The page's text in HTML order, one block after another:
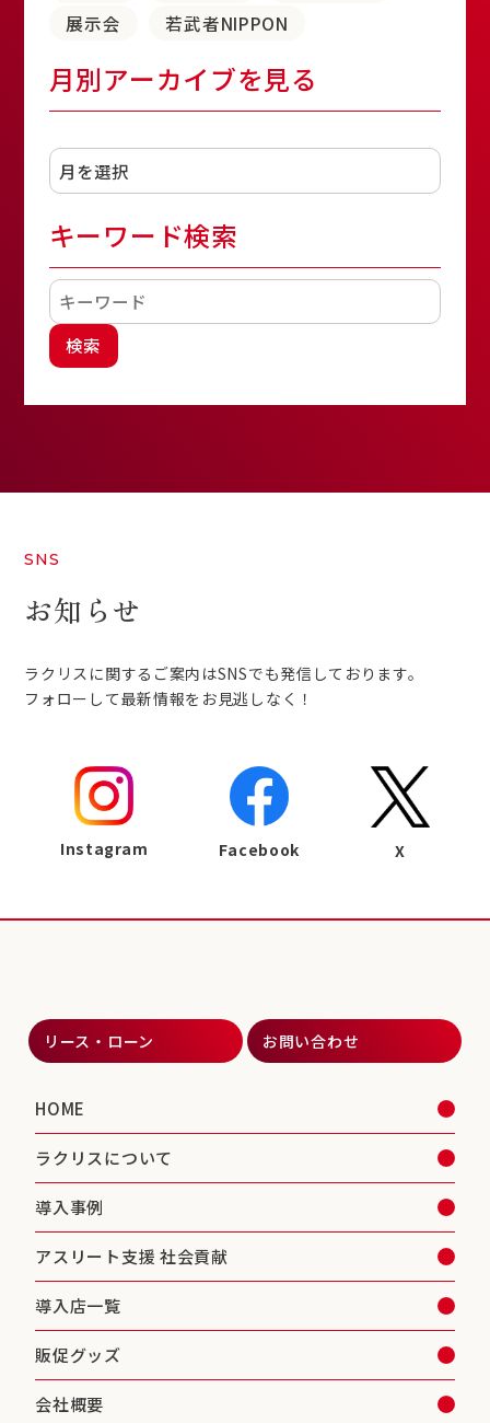
展示会
若武者NIPPON
月別アーカイブを見る
キーワード検索
検索
SNS
お知らせ
ラクリスに関するご案内はSNSでも発信しております。
フォローして最新情報をお見逃しなく！
Instagram Facebook X
リース・ローン お問い合わせ
HOME
ラクリスについて
導入事例
アスリート支援 社会貢献
導入店一覧
販促グッズ
会社概要